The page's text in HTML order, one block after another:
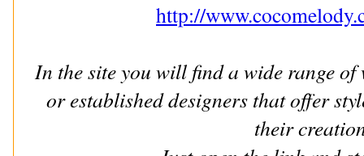
http://
In the site you will find a wide range of
or established designers that offer
their